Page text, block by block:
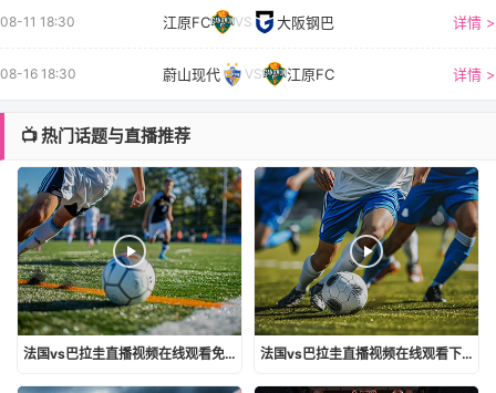
08-11 18:30 江原FC VS 大阪钢巴 详情 >
08-16 18:30 蔚山现代 VS 江原FC 详情 >
📺 热门话题与直播推荐
法国vs巴拉圭直播视频在线观看免费 法国vs巴拉圭直播视频在线观看下载